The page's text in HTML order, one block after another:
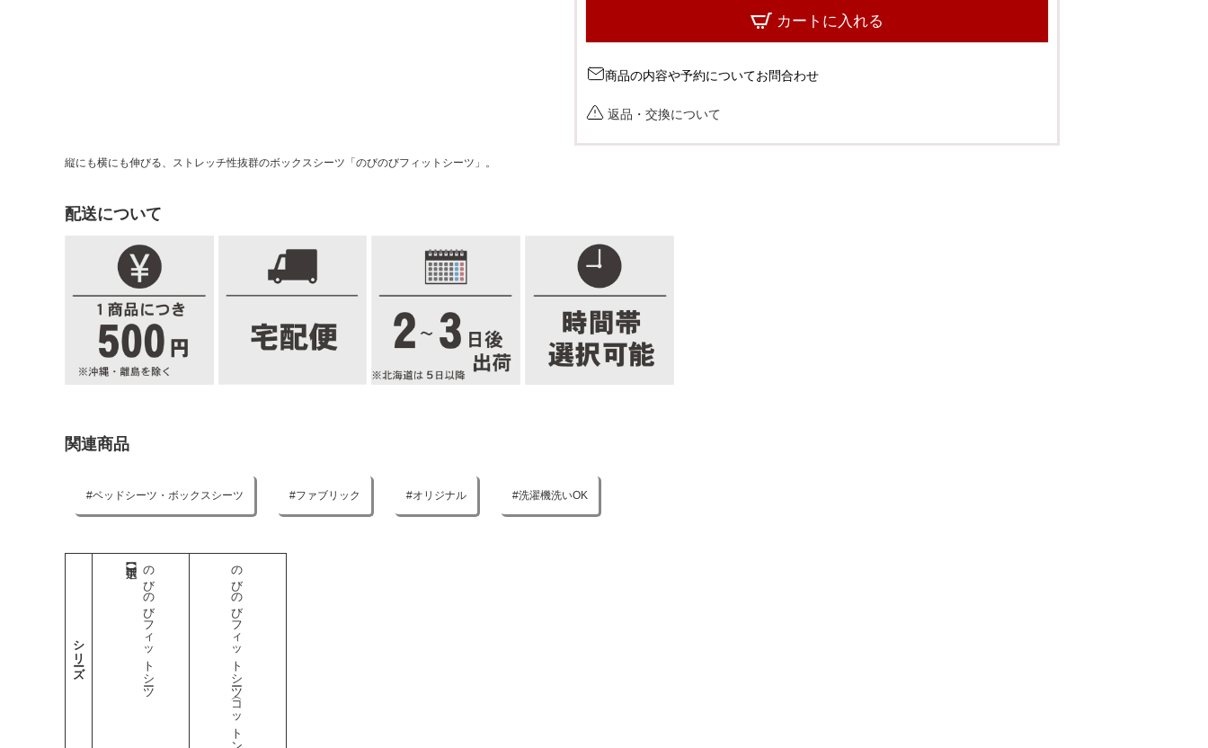
カートに入れる
商品の内容や予約についてお問合わせ
返品・交換について
縦にも横にも伸びる、ストレッチ性抜群のボックスシーツ「のびのびフィットシーツ」。
配送について
関連商品
ベッドシーツ・ボックスシーツ ファブリック オリジナル 洗濯機洗いOK
シリーズ のびのびフィットシーツ のびのびフィットシーツ（コットン）